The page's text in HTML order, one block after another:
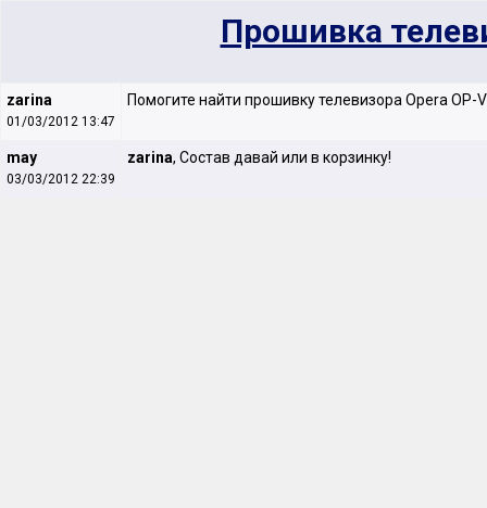
Прошивка
zarina
01/03/2012 13:47
Помогите найти прошивку телевизора Оpera OP-
may
03/03/2012 22:39
zarina, Состав давай или в корзинку!